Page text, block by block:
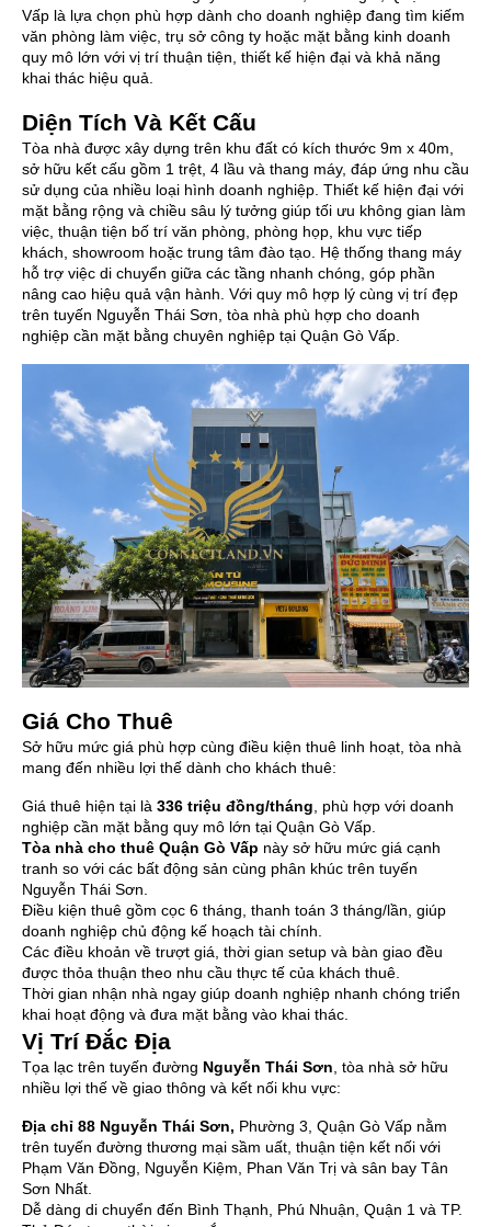
Vấp là lựa chọn phù hợp dành cho doanh nghiệp đang tìm kiếm
văn phòng làm việc, trụ sở công ty hoặc mặt bằng kinh doanh
quy mô lớn với vị trí thuận tiện, thiết kế hiện đại và khả năng
khai thác hiệu quả.
Diện Tích Và Kết Cấu
Tòa nhà được xây dựng trên khu đất có kích thước 9m x 40m,
sở hữu kết cấu gồm 1 trệt, 4 lầu và thang máy, đáp ứng nhu cầu
sử dụng của nhiều loại hình doanh nghiệp. Thiết kế hiện đại với
mặt bằng rộng và chiều sâu lý tưởng giúp tối ưu không gian làm
việc, thuận tiện bố trí văn phòng, phòng họp, khu vực tiếp
khách, showroom hoặc trung tâm đào tạo. Hệ thống thang máy
hỗ trợ việc di chuyển giữa các tầng nhanh chóng, góp phần
nâng cao hiệu quả vận hành. Với quy mô hợp lý cùng vị trí đẹp
trên tuyến Nguyễn Thái Sơn, tòa nhà phù hợp cho doanh
nghiệp cần mặt bằng chuyên nghiệp tại Quận Gò Vấp.
Giá Cho Thuê
Sở hữu mức giá phù hợp cùng điều kiện thuê linh hoạt, tòa nhà
mang đến nhiều lợi thế dành cho khách thuê:
Giá thuê hiện tại là 336 triệu đồng/tháng, phù hợp với doanh
nghiệp cần mặt bằng quy mô lớn tại Quận Gò Vấp.
Tòa nhà cho thuê Quận Gò Vấp này sở hữu mức giá cạnh
tranh so với các bất động sản cùng phân khúc trên tuyến
Nguyễn Thái Sơn.
Điều kiện thuê gồm cọc 6 tháng, thanh toán 3 tháng/lần, giúp
doanh nghiệp chủ động kế hoạch tài chính.
Các điều khoản về trượt giá, thời gian setup và bàn giao đều
được thỏa thuận theo nhu cầu thực tế của khách thuê.
Thời gian nhận nhà ngay giúp doanh nghiệp nhanh chóng triển
khai hoạt động và đưa mặt bằng vào khai thác.
Vị Trí Đắc Địa
Tọa lạc trên tuyến đường Nguyễn Thái Sơn, tòa nhà sở hữu
nhiều lợi thế về giao thông và kết nối khu vực:
Địa chỉ 88 Nguyễn Thái Sơn, Phường 3, Quận Gò Vấp nằm
trên tuyến đường thương mại sầm uất, thuận tiện kết nối với
Phạm Văn Đồng, Nguyễn Kiệm, Phan Văn Trị và sân bay Tân
Sơn Nhất.
Dễ dàng di chuyển đến Bình Thạnh, Phú Nhuận, Quận 1 và TP.